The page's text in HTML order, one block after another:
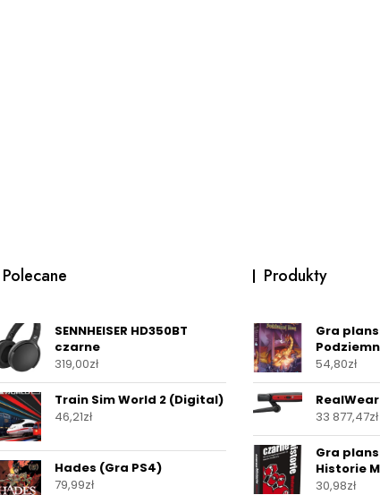
Polecane
SENNHEISER HD350BT
czarne
319,00zł
Train Sim World 2 (Digital)
46,21zł
Hades (Gra PS4)
79,99zł
Produkty
Gra
54,80zł
RealWear
33 877,47zł
Gra
Historie
30,98zł